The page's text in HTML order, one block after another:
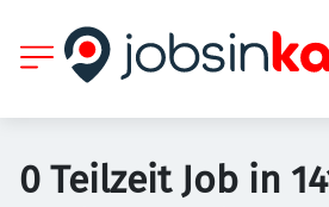
0 Teilzeit Job in